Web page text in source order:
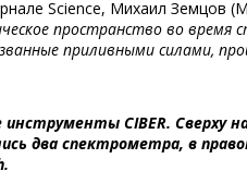
Science, Михаил Земцов
пространство во время
приливными силами,
CIBER. Сверху
два спектрометра, в